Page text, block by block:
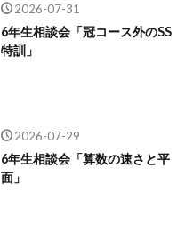
2026-07-31
6年生相談会「冠コース外のSS
特訓」
2026-07-29
6年生相談会「算数の速さと平
面」